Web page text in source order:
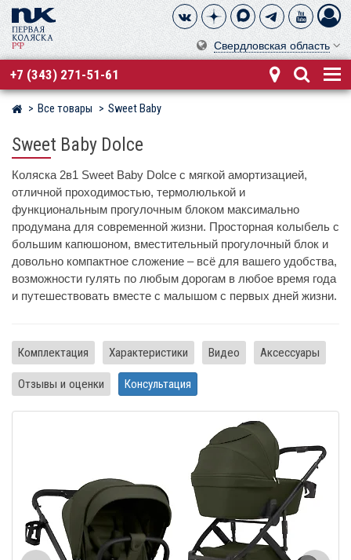
Свердловская область
+7 (343) 271-51-61
Магазин детских колясок
Все товары Sweet Baby
Sweet Baby Dolce
Коляска 2в1 Sweet Baby Dolce с мягкой амортизацией,
отличной проходимостью, термолюлькой и
функциональным прогулочным блоком максимально
продумана для современной жизни. Просторная колыбель с
большим капюшоном, вместительный прогулочный блок и
довольно компактное сложение – всё для вашего удобства,
возможности гулять по любым дорогам в любое время года
и путешествовать вместе с малышом с первых дней жизни.
Комплектация Характеристики Видео Аксессуары
Отзывы и оценки Консультация